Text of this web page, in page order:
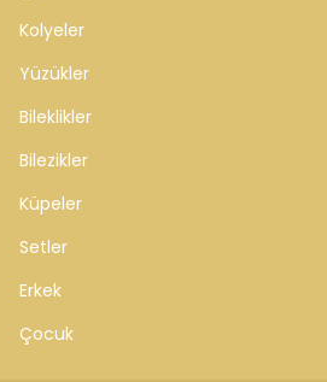
Kolyeler
Yüzükler
Bileklikler
Bilezikler
Küpeler
Setler
Erkek
Çocuk